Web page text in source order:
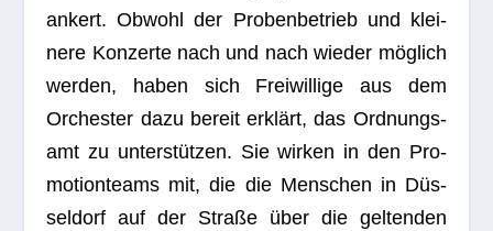
an­kert. Obwohl der Pro­ben­be­trieb und klei­
nere Kon­zerte nach und nach wie­der mög­lich
wer­den, haben sich Frei­wil­lige aus dem
Orches­ter dazu bereit erklärt, das Ord­nungs­
amt zu unter­stüt­zen. Sie wir­ken in den Pro­
mo­ti­onteams mit, die die Men­schen in Düs­
sel­dorf auf der Straße über die gel­ten­den